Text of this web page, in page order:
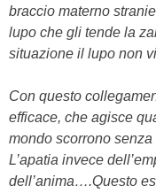
braccio materno
lupo che gli tende la
situazione il lupo non
Con questo
efficace, che agisce
mondo scorrono
L’apatia invece
dell’anima….Questo